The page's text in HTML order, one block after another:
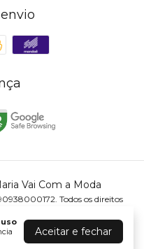
Aceitar e fechar
Vai Com a Moda
Todos os direitos